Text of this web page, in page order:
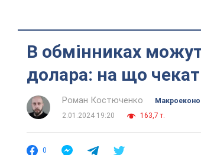
В обмінниках
долара: на що
Роман Костюченко
2.01.2024 19:20
163,7 т.
0